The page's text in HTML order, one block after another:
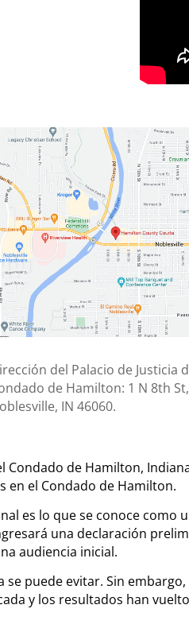
del Palacio de Justicia
de Hamilton: 1 N 8th St,
IN 46060.
Condado de Hamilton,
en el Condado de Hamilton.
es lo que se conoce como
una declaración
audiencia inicial.
puede evitar. Sin
y los resultados han